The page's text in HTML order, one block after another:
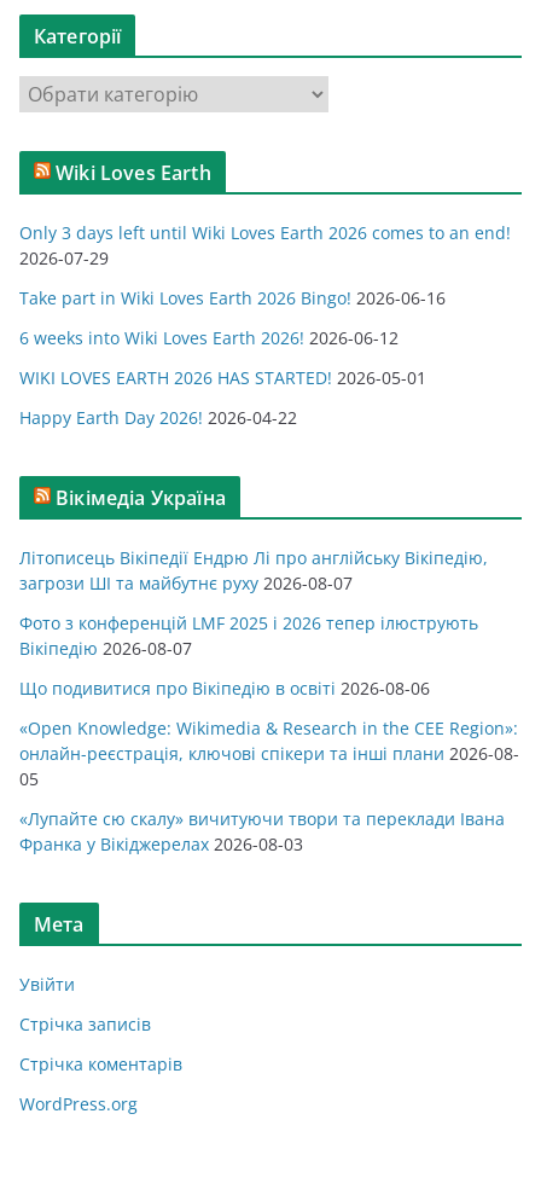
х
в
Категорії
а
т
о
р
і
ї
Wiki Loves Earth
Only 3 days left until Wiki Loves Earth 2026 comes to an end!
2026-07-29
Take part in Wiki Loves Earth 2026 Bingo! 2026-06-16
6 weeks into Wiki Loves Earth 2026! 2026-06-12
WIKI LOVES EARTH 2026 HAS STARTED! 2026-05-01
Happy Earth Day 2026! 2026-04-22
Вікімедіа Україна
Літописець Вікіпедії Ендрю Лі про англійську Вікіпедію,
загрози ШІ та майбутнє руху 2026-08-07
Фото з конференцій LMF 2025 і 2026 тепер ілюструють
Вікіпедію 2026-08-07
Що подивитися про Вікіпедію в освіті 2026-08-06
«Open Knowledge: Wikimedia & Research in the CEE Region»:
онлайн-реєстрація, ключові спікери та інші плани 2026-08-
05
«Лупайте сю скалу» вичитуючи твори та переклади Івана
Франка у Вікіджерелах 2026-08-03
Мета
Увійти
Стрічка записів
Стрічка коментарів
WordPress.org